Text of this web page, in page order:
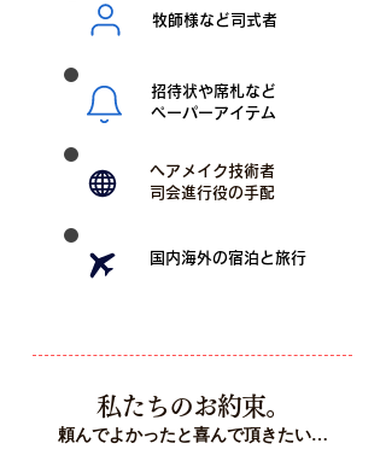
牧師様など司式者
招待状や席札など
ペーパーアイテム
ヘアメイク技術者
司会進行役の手配
国内海外の宿泊と旅行
私たちのお約束。
頼んでよかったと喜んで頂きたい…